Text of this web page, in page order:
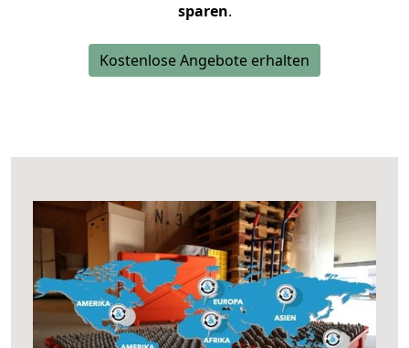
sparen.
Kostenlose Angebote erhalten